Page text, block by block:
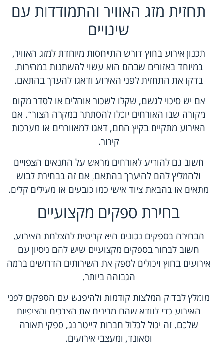
תחזית מזג האוויר והתמודדות עם
שינויים
תכנון אירוע בחוץ דורש התייחסות מיוחדת למזג האוויר,
במיוחד באזורים שבהם הוא עשוי להשתנות במהירות.
בדקו את התחזית לפני האירוע ודאגו להערך בהתאם.
אם יש סיכוי לגשם, שקלו לשכור אוהלים או לסדר מקום
מקורה שבו האורחים יוכלו להסתתר במקרה הצורך. אם
האירוע מתקיים בקיץ החם, דאגו למאווררים או מערכות
קירור.
חשוב גם להודיע לאורחים מראש על התנאים הצפויים
ולהמליץ להם להיערך בהתאם, אם זה בבחירת לבוש
מתאים או בהבאת ציוד אישי כמו כובעים או מעילים קלים.
בחירת ספקים מקצועיים
הבחירה בספקים נכונים היא קריטית להצלחת האירוע.
חשוב לבחור בספקים מקצועיים שיש להם ניסיון עם
אירועים בחוץ ויכולים לספק את השירותים הדרושים ברמה
הגבוהה ביותר.
מומלץ לבדוק המלצות קודמות ולהיפגש עם הספקים לפני
האירוע כדי לוודא שהם מבינים את הצרכים והציפיות
שלכם. זה יכול לכלול חברות קייטרינג, ספקי תאורה
וסאונד, ומעצבי אירועים.